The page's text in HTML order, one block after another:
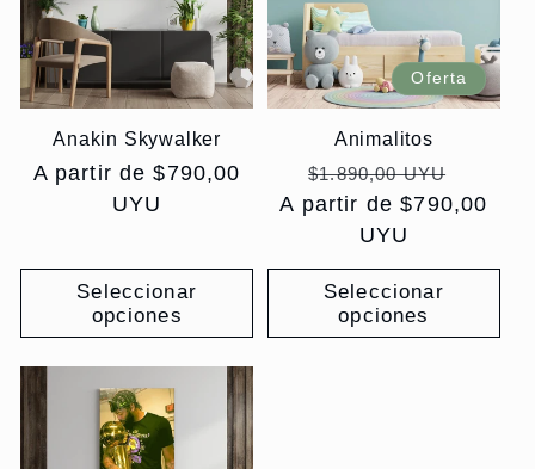
Anakin Skywalker
Precio
A partir de $790,00
UYU
Seleccionar
opciones
Oferta
Animalitos
Precio
habitual
$1.890,00 UYU
de
A partir de $790,00
UYU
Seleccionar
opciones